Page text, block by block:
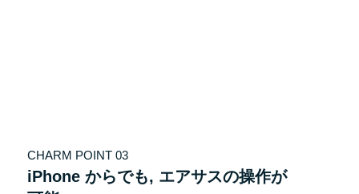
CHARM POINT 03
iPhone からでも, エアサスの操作が